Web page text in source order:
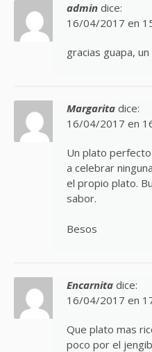
admin dice:
16/04/2017 en
gracias guapa,
Margarita dice:
16/04/2017 en
Un plato
a celebrar
el propio plato.
sabor.
Besos
Encarnita dice:
16/04/2017 en
Que plato mas
poco por el